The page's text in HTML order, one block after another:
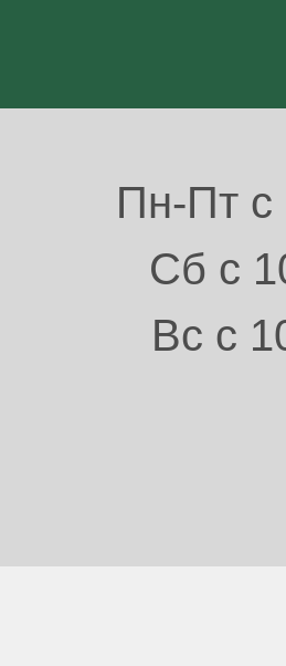
Пн-Пт с
Сб с
Вс с